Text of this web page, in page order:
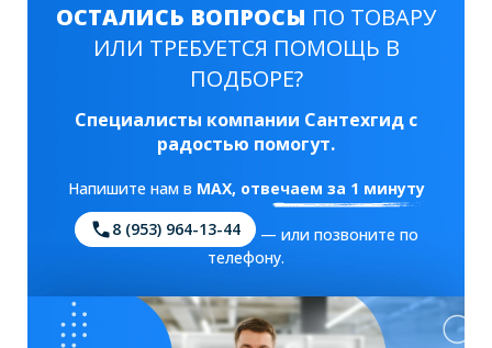
ОСТАЛИСЬ ВОПРОСЫ ПО ТОВАРУ
ИЛИ ТРЕБУЕТСЯ ПОМОЩЬ В
ПОДБОРЕ?
Специалисты компании Сантехгид с
радостью помогут.
Напишите нам в MAX, отвечаем за 1 минуту
8 (953) 964-13-44
— или позвоните по
телефону.